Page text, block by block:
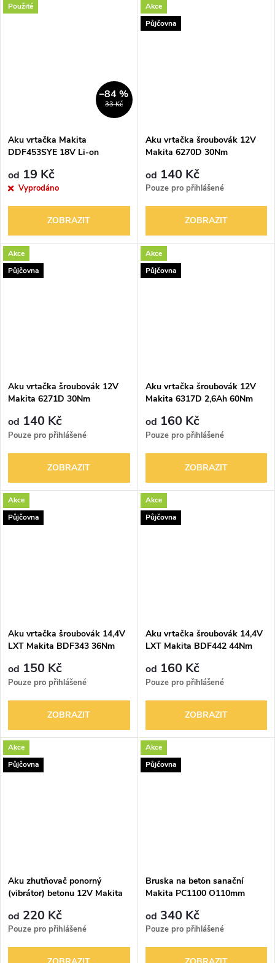
Použité
33 Kč
–84 %
Aku vrtačka Makita
DDF453SYE 18V Li-on
od 19 Kč
Vyprodáno
ZOBRAZIT
Akce
Půjčovna
Aku vrtačka šroubovák 12V
Makita 6270D 30Nm
od 140 Kč
Pouze pro přihlášené
ZOBRAZIT
Akce
Půjčovna
Aku vrtačka šroubovák 12V
Makita 6271D 30Nm
od 140 Kč
Pouze pro přihlášené
ZOBRAZIT
Akce
Půjčovna
Aku vrtačka šroubovák 12V
Makita 6317D 2,6Ah 60Nm
od 160 Kč
Pouze pro přihlášené
ZOBRAZIT
Akce
Půjčovna
Aku vrtačka šroubovák 14,4V
LXT Makita BDF343 36Nm
od 150 Kč
Pouze pro přihlášené
ZOBRAZIT
Akce
Půjčovna
Aku vrtačka šroubovák 14,4V
LXT Makita BDF442 44Nm
od 160 Kč
Pouze pro přihlášené
ZOBRAZIT
Akce
Půjčovna
Aku zhutňovač ponorný
(vibrátor) betonu 12V Makita
od 220 Kč
Pouze pro přihlášené
Akce
Půjčovna
Bruska na beton sanační
Makita PC1100 O110mm
od 340 Kč
Pouze pro přihlášené